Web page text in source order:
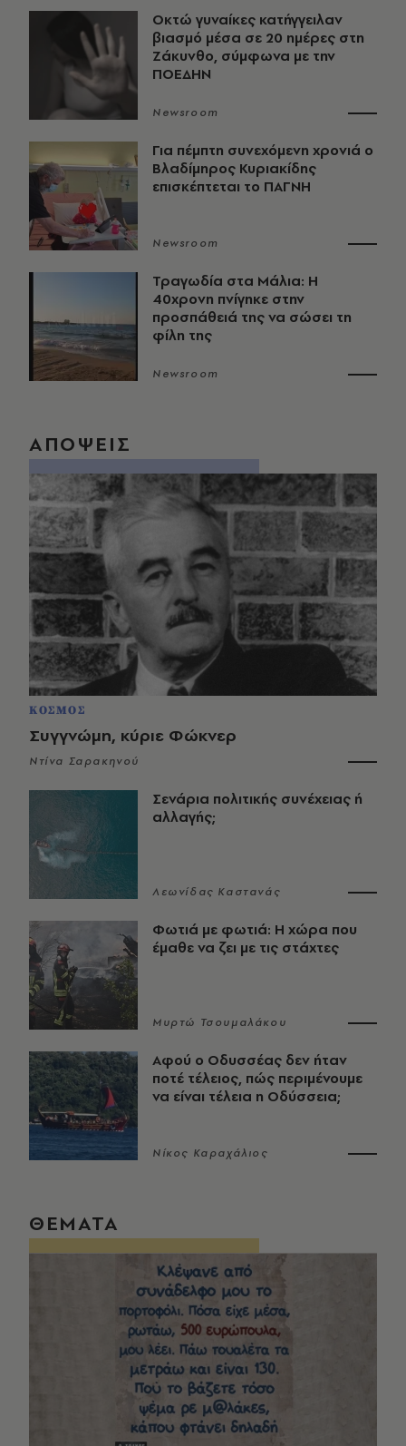
Οκτώ γυναίκες κατήγγειλαν
βιασμό μέσα σε 20 ημέρες στη
Ζάκυνθο, σύμφωνα με την
ΠΟΕΔΗΝ
Newsroom
Για πέμπτη συνεχόμενη χρονιά ο
Βλαδίμηρος Κυριακίδης
επισκέπτεται το ΠΑΓΝΗ
Newsroom
Τραγωδία στα Μάλια: Η
40χρονη πνίγηκε στην
προσπάθειά της να σώσει τη
φίλη της
Newsroom
ΑΠΟΨΕΙΣ
ΚΟΣΜΟΣ
Συγγνώμη, κύριε Φώκνερ
Ντίνα Σαρακηνού
Σενάρια πολιτικής συνέχειας ή
αλλαγής;
Λεωνίδας Καστανάς
Φωτιά με φωτιά: Η χώρα που
έμαθε να ζει με τις στάχτες
Μυρτώ Τσουμαλάκου
Αφού ο Οδυσσέας δεν ήταν
ποτέ τέλειος, πώς περιμένουμε
να είναι τέλεια η Οδύσσεια;
Νίκος Καραχάλιος
ΘΕΜΑΤΑ